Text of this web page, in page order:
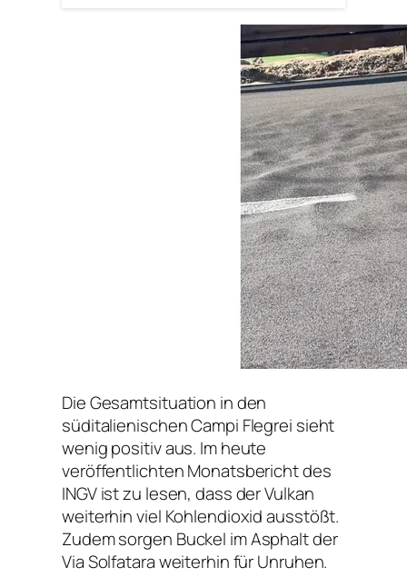
Die Gesamtsituation in den
süditalienischen Campi Flegrei sieht
wenig positiv aus. Im heute
veröffentlichten Monatsbericht des
INGV ist zu lesen, dass der Vulkan
weiterhin viel Kohlendioxid ausstößt.
Zudem sorgen Buckel im Asphalt der
Via Solfatara weiterhin für Unruhen.